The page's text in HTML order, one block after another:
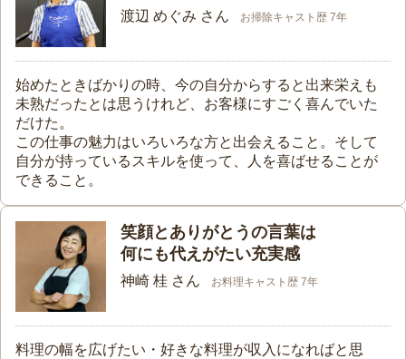
渡辺 めぐみ さん お掃除キャスト歴 7年
始めたときばかりの時、今の自分からすると出来栄えも
未熟だったとは思うけれど、お客様にすごく喜んでいた
だけた。
この仕事の魅力はいろいろな方と出会えること。そして
自分が持っているスキルを使って、人を喜ばせることが
できること。
笑顔とありがとうの言葉は
何にも代えがたい充実感
神崎 桂 さん お料理キャスト歴 7年
料理の幅を広げたい・好きな料理が収入になればと思